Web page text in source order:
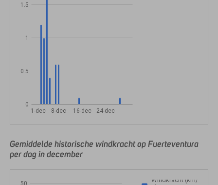
1-dec 8-dec 16-dec 24-dec
0
0.5
1
1.5
Gemiddelde historische windkracht op Fuerteventura
per dag in december
Windkracht (km/
50